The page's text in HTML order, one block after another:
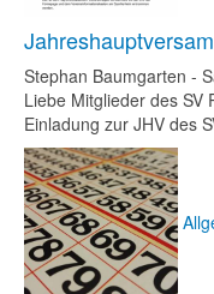
Stephan Baumgarten -
Liebe Mitglieder des SV
Einladung zur JHV des